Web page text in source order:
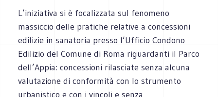
L’iniziativa si è focalizzata sul fenomeno
massiccio delle pratiche relative a concessioni
edilizie in sanatoria presso l’Ufficio Condono
Edilizio del Comune di Roma riguardanti il Parco
dell’Appia: concessioni rilasciate senza alcuna
valutazione di conformità con lo strumento
urbanistico e con i vincoli e senza